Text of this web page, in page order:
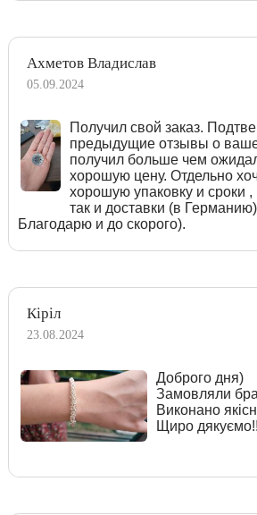
Ахметов Владислав
05.09.2024
Получил свой заказ.
предыдущие отзывы о
получил больше чем
хорошую цену. Отдельно
хорошую упаковку и сроки ,
так и доставки (в
Благодарю и до скорого).
Кіріл
23.08.2024
Доброго дня)
Замовляли
Виконано
Щиро